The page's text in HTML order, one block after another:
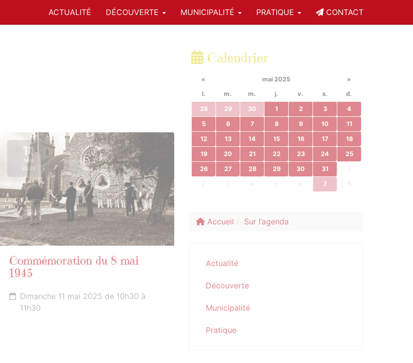
ACTUALITÉ DÉCOUVERTE MUNICIPALITÉ PRATIQUE CONTACT
11
MAI
2025
Commémoration du 8 mai
1945
Dimanche 11 mai 2025 de 10h30 à
11h30
Calendrier
« mai 2025
»
l.
m. m. j. v. s. d.
28 29 30 1 2 3 4
5 6 7 8 9 10 11
12 13 14 15 16 17 18
19 20 21 22 23 24 25
26 27 28 29 30 31 1
2 3 4 5 6 7 8
Accueil Sur l’agenda
Actualité
Découverte
Municipalité
Pratique